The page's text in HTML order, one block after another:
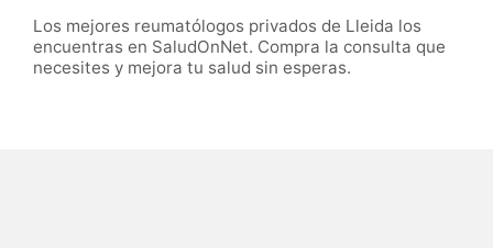
Los mejores reumatólogos privados de Lleida los
encuentras en SaludOnNet. Compra la consulta que
necesites y mejora tu salud sin esperas.